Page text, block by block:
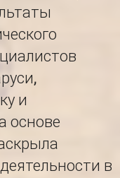
и
основе
в